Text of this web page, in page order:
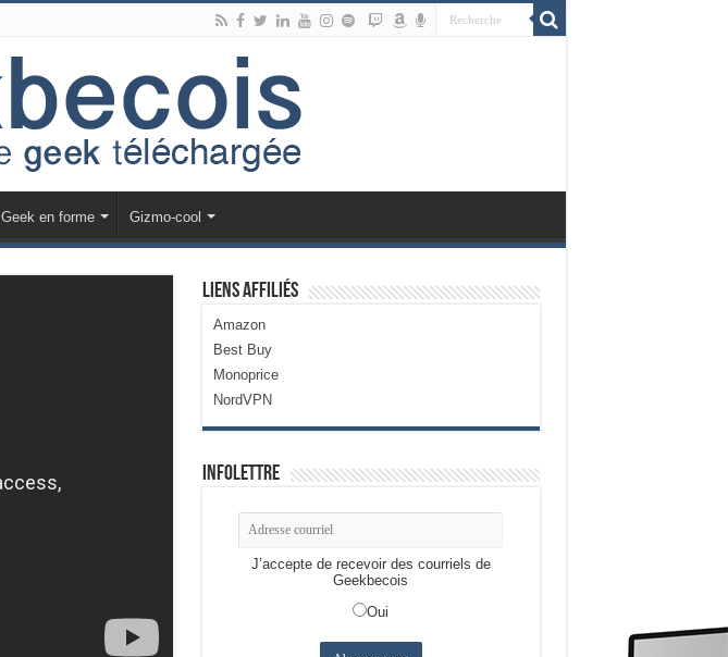
Geek en forme Gizmo-cool
Liens Affiliés
Amazon
Best Buy
Monoprice
NordVPN
Infolettre
J’accepte de recevoir des courriels de
Geekbecois
Oui